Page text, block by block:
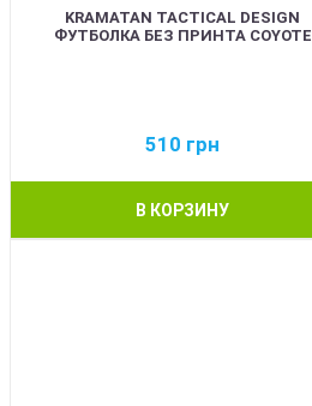
KRAMATAN TACTICAL DESIGN
ФУТБОЛКА БЕЗ ПРИНТА COYOTE
510 грн
В КОРЗИНУ